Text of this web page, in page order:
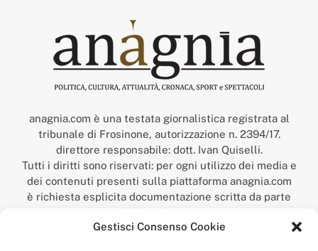
Gestisci Consenso Cookie
anagnia.com è una testata giornalistica registrata al
tribunale di Frosinone, autorizzazione n. 2394/17.
direttore responsabile: dott. Ivan Quiselli.
Tutti i diritti sono riservati: per ogni utilizzo dei media e
dei contenuti presenti sulla piattaforma anagnia.com
è richiesta esplicita documentazione scritta da parte
della redazione.
“Anagnia” è un marchio registrato presso l’Ufficio Italiano